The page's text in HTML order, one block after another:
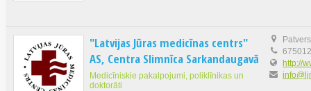
"Latvijas Jūras medicīnas centrs"
AS, Centra Slimnīca Sarkandaugavā
Medicīniskie pakalpojumi, poliklīnikas un
doktorāti
http://